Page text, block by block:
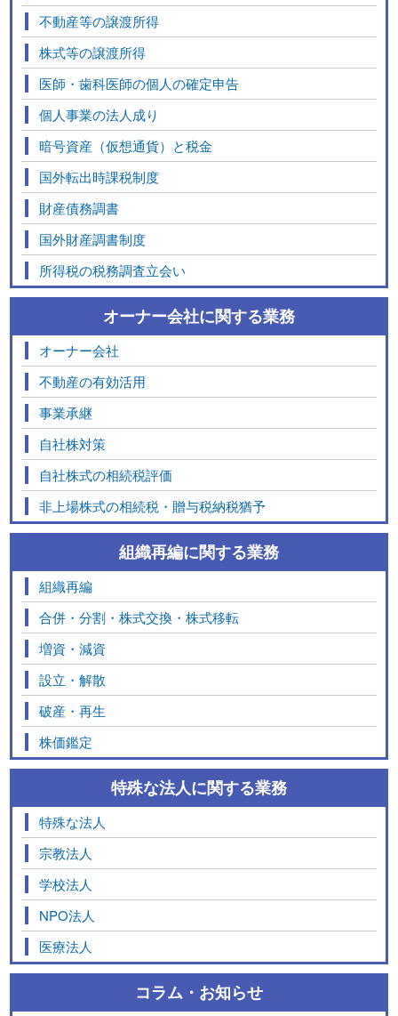
不動産等の譲渡所得
株式等の譲渡所得
医師・歯科医師の個人の確定申告
個人事業の法人成り
暗号資産（仮想通貨）と税金
国外転出時課税制度
財産債務調書
国外財産調書制度
所得税の税務調査立会い
オーナー会社に関する業務
オーナー会社
不動産の有効活用
事業承継
自社株対策
自社株式の相続税評価
非上場株式の相続税・贈与税納税猶予
組織再編に関する業務
組織再編
合併・分割・株式交換・株式移転
増資・減資
設立・解散
破産・再生
株価鑑定
特殊な法人に関する業務
特殊な法人
宗教法人
学校法人
NPO法人
医療法人
コラム・お知らせ